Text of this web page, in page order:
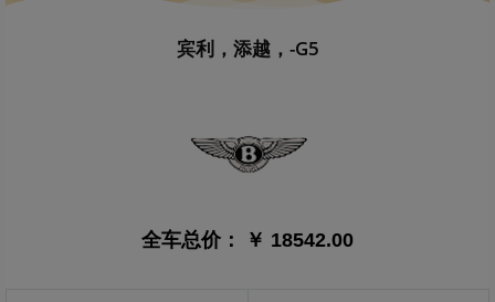
宾利，添越，-G5
全车总价： ￥ 18542.00